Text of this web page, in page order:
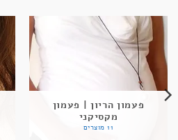
פעמון הריון | פעמון
מקסיקני
11 מוצרים